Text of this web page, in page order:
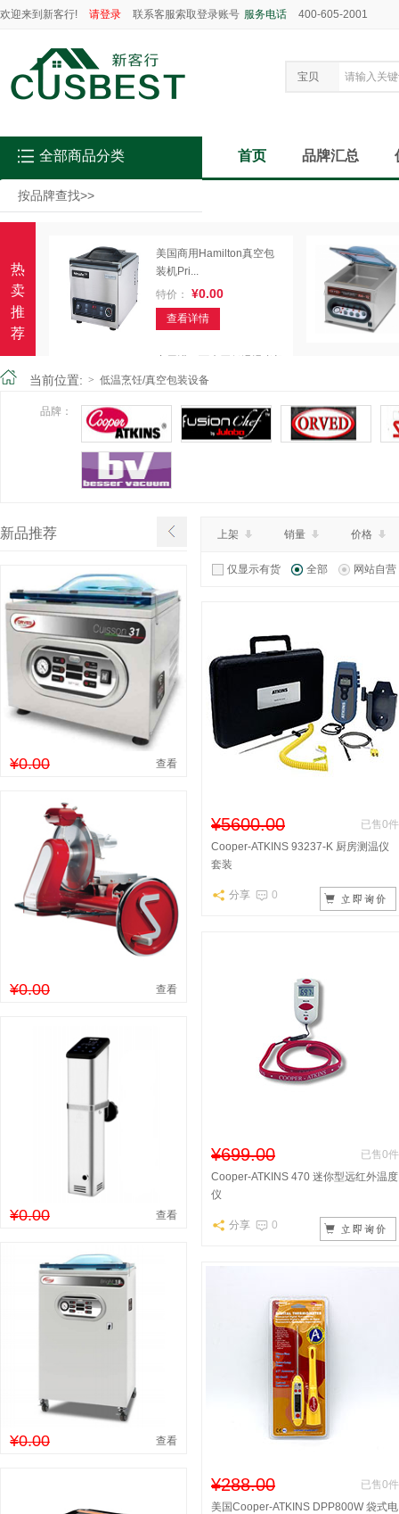
欢迎来到新客行! 请登录 联系客服索取登录账号 服务电话 400-605-2001
宝贝
按品牌查找>>
全部商品分类 首页 品牌汇总
热
卖
推
荐
美国商用Hamilton真空包
装机Pri...
特价：
¥0.00
查看详情
CREATIVE...
查看详情
当前位置: > 低温烹饪/真空包装设备
品牌：
新品推荐
¥0.00 查看
¥0.00 查看
¥0.00 查看
¥0.00 查看
上架 销量 价格
仅显示有货 全部 网站自营
¥5600.00
已售0件
Cooper-ATKINS 93237-K 厨房测温仪
套装
分享 0
¥699.00
已售0件
Cooper-ATKINS 470 迷你型远红外温度
仪
分享 0
¥288.00
已售0件
美国Cooper-ATKINS DPP800W 袋式电